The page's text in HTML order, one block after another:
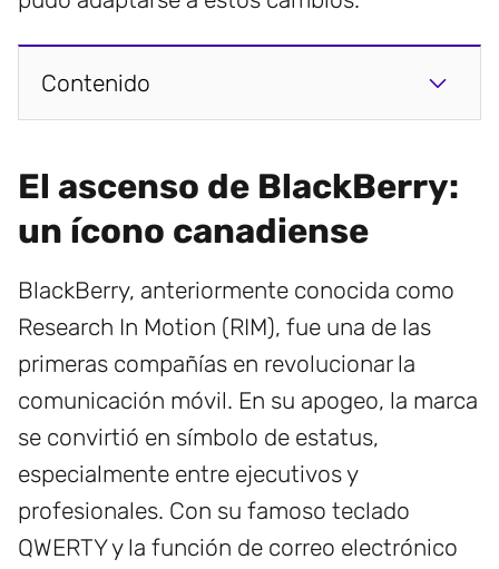
Contenido
El ascenso de BlackBerry:
un ícono canadiense
BlackBerry, anteriormente conocida como
Research In Motion (RIM), fue una de las
primeras compañías en revolucionar la
comunicación móvil. En su apogeo, la marca
se convirtió en símbolo de estatus,
especialmente entre ejecutivos y
profesionales. Con su famoso teclado
QWERTY y la función de correo electrónico